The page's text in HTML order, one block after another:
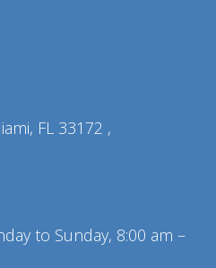
FL 33172 ,
to Sunday, 8:00 am –